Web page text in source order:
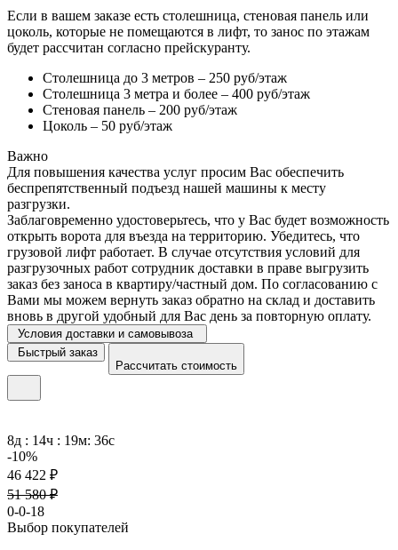
Если в вашем заказе есть столешница, стеновая панель или
цоколь, которые не помещаются в лифт, то занос по этажам
будет рассчитан согласно прейскуранту.
Столешница до 3 метров – 250 руб/этаж
Столешница 3 метра и более – 400 руб/этаж
Стеновая панель – 200 руб/этаж
Цоколь – 50 руб/этаж
Важно
Для повышения качества услуг просим Вас обеспечить
беспрепятственный подъезд нашей машины к месту
разгрузки.
Заблаговременно удостоверьтесь, что у Вас будет возможность
открыть ворота для въезда на территорию. Убедитесь, что
грузовой лифт работает. В случае отсутствия условий для
разгрузочных работ сотрудник доставки в праве выгрузить
заказ без заноса в квартиру/частный дом. По согласованию с
Вами мы можем вернуть заказ обратно на склад и доставить
вновь в другой удобный для Вас день за повторную оплату.
Условия доставки и самовывоза
Быстрый заказ
Рассчитать стоимость
8д : 14ч : 19м: 36с
-10%
46 422 ₽
51 580 ₽
0-0-18
Выбор покупателей